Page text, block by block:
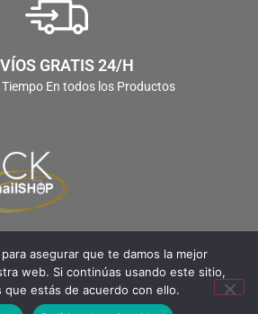
GRATIS 24/H
En todos los Productos
asegurar que te damos la mejor
web. Si continúas usando este sitio,
que estás de acuerdo con ello.